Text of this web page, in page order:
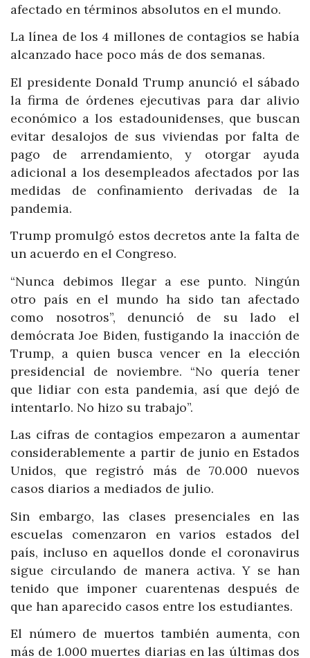
afectado en términos absolutos en el mundo.
La línea de los 4 millones de contagios se había
alcanzado hace poco más de dos semanas.
El presidente Donald Trump anunció el sábado
la firma de órdenes ejecutivas para dar alivio
económico a los estadounidenses, que buscan
evitar desalojos de sus viviendas por falta de
pago de arrendamiento, y otorgar ayuda
adicional a los desempleados afectados por las
medidas de confinamiento derivadas de la
pandemia.
Trump promulgó estos decretos ante la falta de
un acuerdo en el Congreso.
“Nunca debimos llegar a ese punto. Ningún
otro país en el mundo ha sido tan afectado
como nosotros”, denunció de su lado el
demócrata Joe Biden, fustigando la inacción de
Trump, a quien busca vencer en la elección
presidencial de noviembre. “No quería tener
que lidiar con esta pandemia, así que dejó de
intentarlo. No hizo su trabajo”.
Las cifras de contagios empezaron a aumentar
considerablemente a partir de junio en Estados
Unidos, que registró más de 70.000 nuevos
casos diarios a mediados de julio.
Sin embargo, las clases presenciales en las
escuelas comenzaron en varios estados del
país, incluso en aquellos donde el coronavirus
sigue circulando de manera activa. Y se han
tenido que imponer cuarentenas después de
que han aparecido casos entre los estudiantes.
El número de muertos también aumenta, con
más de 1.000 muertes diarias en las últimas dos